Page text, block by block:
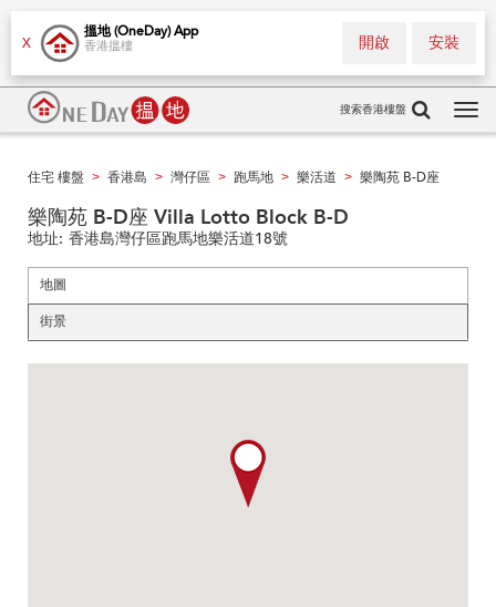
X
搵地 (OneDay) App
香港搵樓 安裝
開啟
搜索香港樓盤
住宅 樓盤 > 香港島 > 灣仔區 > 跑馬地 > 樂活道 > 樂陶苑 B-D座
樂陶苑 B-D座 Villa Lotto Block B-D
地址: 香港島灣仔區跑馬地樂活道18號
地圖
街景